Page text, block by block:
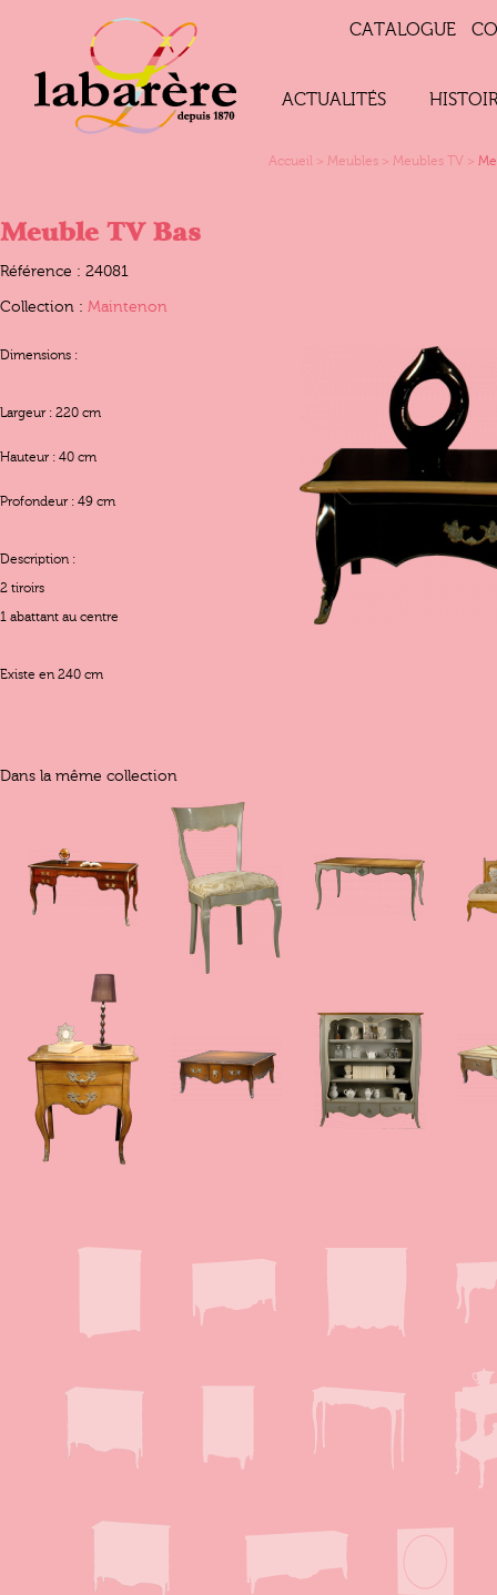
CATALOGUE
ACTUALITÉS
Accueil > Meubles > Meubles TV >
Meuble TV Bas
Référence : 24081
Collection : Maintenon
Dimensions :
Largeur : 220 cm
Hauteur : 40 cm
Profondeur : 49 cm
Description :
2 tiroirs
1 abattant au centre
Existe en 240 cm
Dans la même collection